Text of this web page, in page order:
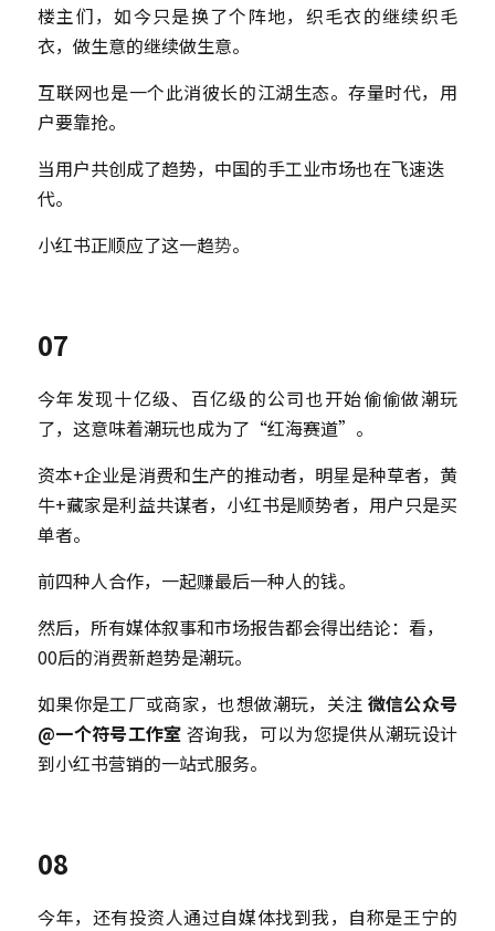
楼主们，如今只是换了个阵地，织毛衣的继续织毛
衣，做生意的继续做生意。
互联网也是一个此消彼长的江湖生态。存量时代，用
户要靠抢。
当用户共创成了趋势，中国的手工业市场也在飞速迭
代。
小红书正顺应了这一趋势。
07
今年发现十亿级、百亿级的公司也开始偷偷做潮玩
了，这意味着潮玩也成为了“红海赛道”。
资本+企业是消费和生产的推动者，明星是种草者，黄
牛+藏家是利益共谋者，小红书是顺势者，用户只是买
单者。
前四种人合作，一起赚最后一种人的钱。
然后，所有媒体叙事和市场报告都会得出结论：看，
00后的消费新趋势是潮玩。
如果你是工厂或商家，也想做潮玩，关注 微信公众号
@一个符号工作室 咨询我，可以为您提供从潮玩设计
到小红书营销的一站式服务。
08
今年，还有投资人通过自媒体找到我，自称是王宁的